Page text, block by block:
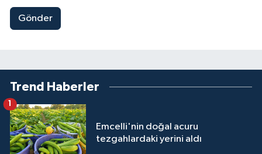
Gönder
Trend Haberler
Emcelli'nin doğal acuru
tezgahlardaki yerini aldı